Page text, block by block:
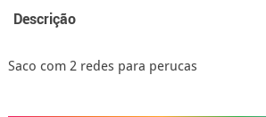
Descrição
Saco com 2 redes para perucas